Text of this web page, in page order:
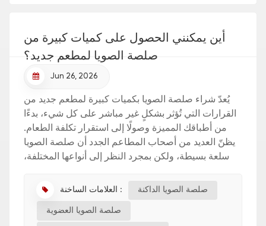
أين يمكنني الحصول على كميات كبيرة من
صلصة الصويا لمطعم جديد؟
Jun 26, 2026
يُعدّ شراء صلصة الصويا بكميات كبيرة لمطعم جديد من
القرارات التي تُؤثر بشكلٍ غير مباشر على كل شيء، بدءًا
من أطباقك المميزة وصولًا إلى استقرار تكلفة الطعام.
يظنّ العديد من أصحاب المطاعم الجدد أن صلصة الصويا
سلعة بسيطة، ولكن بمجرد النظر إلى أنواعها المختلفة،
العلامات الساخنة : صلصة الصويا الداكنة
صلصة الصويا العضوية